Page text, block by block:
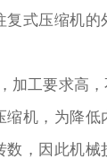
复式压缩机的
加工要求高
缩机，为降
数，因此机械